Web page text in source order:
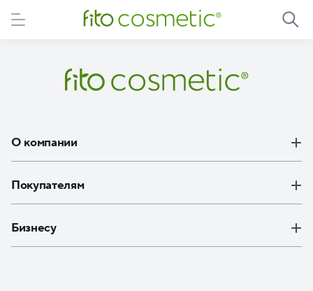
Элемент не найден
О компании
Покупателям
Бизнесу